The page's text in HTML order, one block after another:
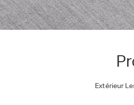
Extérieur